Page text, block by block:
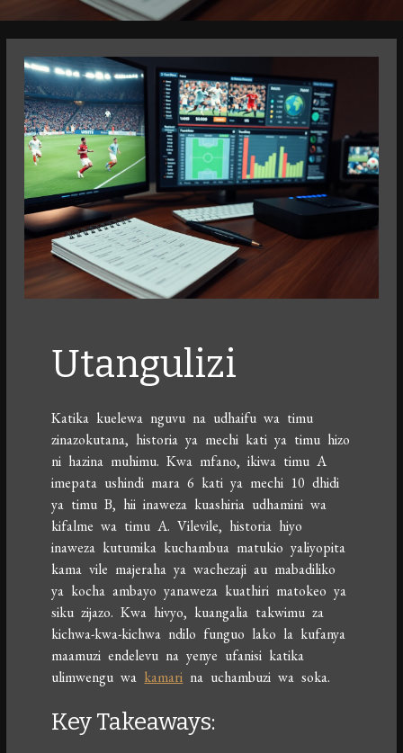
Utangulizi
Katika kuelewa nguvu na udhaifu wa timu
zinazokutana, historia ya mechi kati ya timu hizo
ni hazina muhimu. Kwa mfano, ikiwa timu A
imepata ushindi mara 6 kati ya mechi 10 dhidi
ya timu B, hii inaweza kuashiria udhamini wa
kifalme wa timu A. Vilevile, historia hiyo
inaweza kutumika kuchambua matukio yaliyopita
kama vile majeraha ya wachezaji au mabadiliko
ya kocha ambayo yanaweza kuathiri matokeo ya
siku zijazo. Kwa hivyo, kuangalia takwimu za
kichwa-kwa-kichwa ndilo funguo lako la kufanya
maamuzi endelevu na yenye ufanisi katika
ulimwengu wa kamari na uchambuzi wa soka.
Key Takeaways: